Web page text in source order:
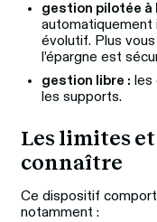
gestion pilotée à
automatiquement
évolutif. Plus
l’épargne est
gestion libre :
les supports.
Les limites et
connaître
Ce dispositif
notamment :